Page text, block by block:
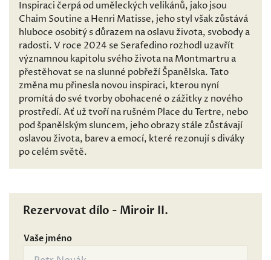
Inspiraci čerpá od uměleckých velikánů, jako jsou
Chaim Soutine a Henri Matisse, jeho styl však zůstává
hluboce osobitý s důrazem na oslavu života, svobody a
radosti. V roce 2024 se Serafedino rozhodl uzavřít
významnou kapitolu svého života na Montmartru a
přestěhovat se na slunné pobřeží Španělska. Tato
změna mu přinesla novou inspiraci, kterou nyní
promítá do své tvorby obohacené o zážitky z nového
prostředí. Ať už tvoří na rušném Place du Tertre, nebo
pod španělským sluncem, jeho obrazy stále zůstávají
oslavou života, barev a emocí, které rezonují s diváky
po celém světě.
Rezervovat dílo - Miroir II.
Vaše jméno